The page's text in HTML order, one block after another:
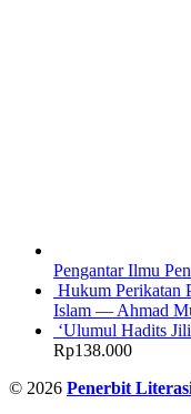
Pengantar Ilmu
Hukum Perikatan
Islam — Ahmad
‘Ulumul Hadits
Rp138.000
© 2026 Penerbit